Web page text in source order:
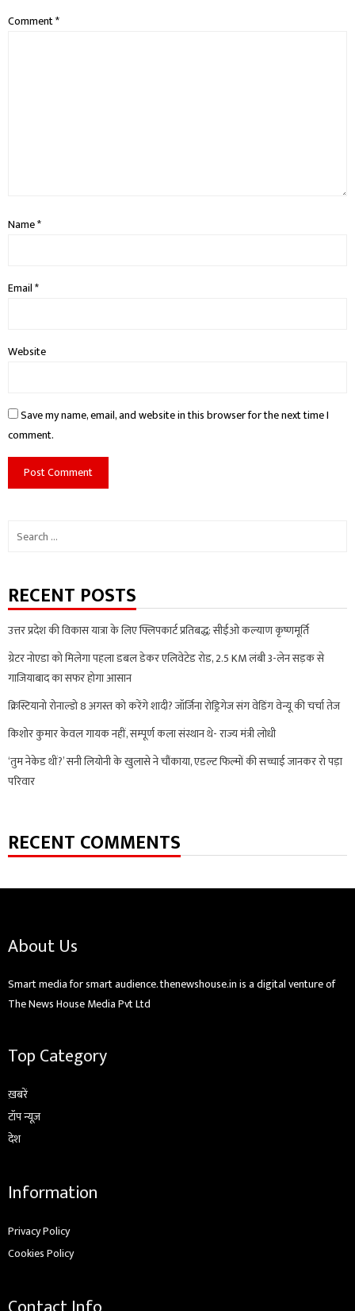
Comment*
Name*
Email*
Website
Save my name, email, and website in this browser for the next time I
comment.
Search
RECENT POSTS
उत्तर प्रदेश की विकास यात्रा के लिए फ्लिपकार्ट प्रतिबद्ध: सीईओ कल्याण कृष्णमूर्ति
ग्रेटर नोएडा को मिलेगा पहला डबल डेकर एलिवेटेड रोड, 2.5 KM लंबी 3-लेन सड़क से
गाजियाबाद का सफर होगा आसान
क्रिस्टियानो रोनाल्डो 8 अगस्त को करेंगे शादी? जॉर्जिना रोड्रिगेज संग वेडिंग वेन्यू की चर्चा तेज
किशोर कुमार केवल गायक नहीं, सम्पूर्ण कला संस्थान थे- राज्य मंत्री लोधी
‘तुम नेकेड थीं?’ सनी लियोनी के खुलासे ने चौंकाया, एडल्ट फिल्मों की सच्चाई जानकर रो पड़ा
परिवार
RECENT COMMENTS
About Us
Smart media for smart audience. thenewshouse.in is a digital venture of
The News House Media Pvt Ltd
Top Category
ख़बरें
टॉप न्यूज़
देश
Information
Privacy Policy
Cookies Policy